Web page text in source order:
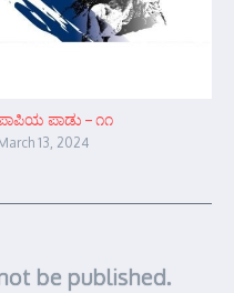
ಪಾಡು – ೧೧
13, 2024
be published.